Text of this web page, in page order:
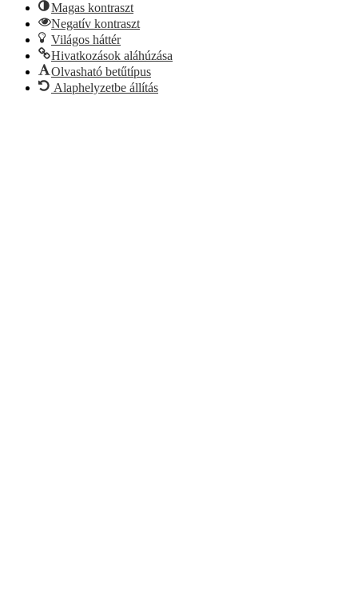
Magas kontraszt
Negatív kontraszt
Világos háttér
Hivatkozások aláhúzása
Olvasható betűtípus
Alaphelyzetbe állítás